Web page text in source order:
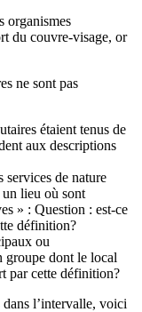
organismes
du couvre-visage, or
ne sont pas
étaient tenus de
aux descriptions
services de nature
lieu où sont
» : Question : est-ce
définition?
ou
groupe dont le local
par cette définition?
l’intervalle, voici